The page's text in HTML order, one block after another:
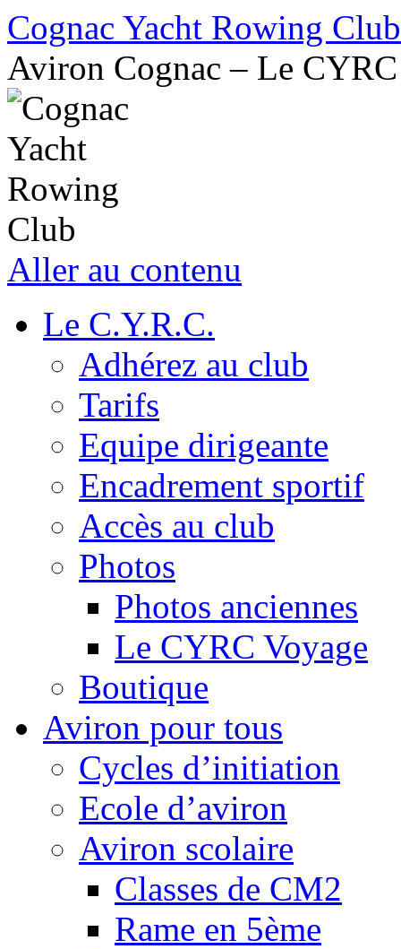
Cognac Yacht Rowing Club
Aviron Cognac – Le CYRC
Aller au contenu
Le C.Y.R.C.
Adhérez au club
Tarifs
Equipe dirigeante
Encadrement sportif
Accès au club
Photos
Photos anciennes
Le CYRC Voyage
Boutique
Aviron pour tous
Cycles d’initiation
Ecole d’aviron
Aviron scolaire
Classes de CM2
Rame en 5ème